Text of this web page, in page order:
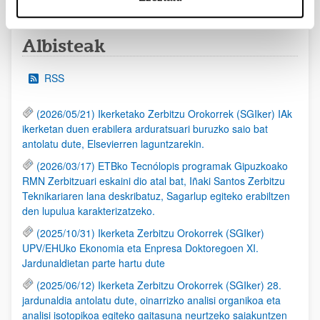
Albisteak
RSS
(2026/05/21) Ikerketako Zerbitzu Orokorrek (SGIker) IAk
ikerketan duen erabilera arduratsuari buruzko saio bat
antolatu dute, Elsevierren laguntzarekin.
(2026/03/17) ETBko Tecnólopis programak Gipuzkoako
RMN Zerbitzuari eskaini dio atal bat, Iñaki Santos Zerbitzu
Teknikariaren lana deskribatuz, Sagarlup egiteko erabiltzen
den lupulua karakterizatzeko.
(2025/10/31) Ikerketa Zerbitzu Orokorrek (SGIker)
UPV/EHUko Ekonomia eta Enpresa Doktoregoen XI.
Jardunaldietan parte hartu dute
(2025/06/12) Ikerketa Zerbitzu Orokorrek (SGIker) 28.
jardunaldia antolatu dute, oinarrizko analisi organikoa eta
analisi isotopikoa egiteko gaitasuna neurtzeko saiakuntzen